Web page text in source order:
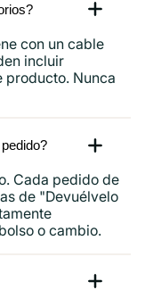
con un cable
incluir
producto. Nunca
Cada pedido de
de "Devuélvelo
o cambio.